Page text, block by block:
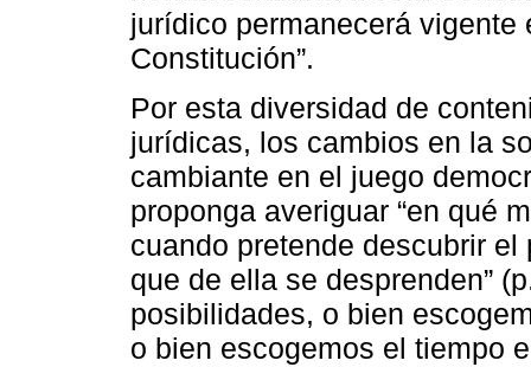
jurídico permanecerá
Constitución”.
Por esta diversidad de
jurídicas, los cambios en la
cambiante en el juego
proponga averiguar “en qué
cuando pretende descubrir
que de ella se desprenden”
posibilidades, o bien
o bien escogemos el tiempo